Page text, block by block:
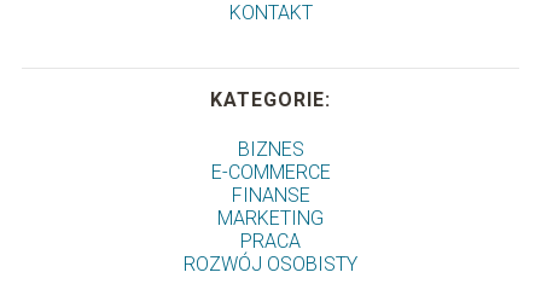
KONTAKT
KATEGORIE:
BIZNES
E-COMMERCE
FINANSE
MARKETING
PRACA
ROZWÓJ OSOBISTY